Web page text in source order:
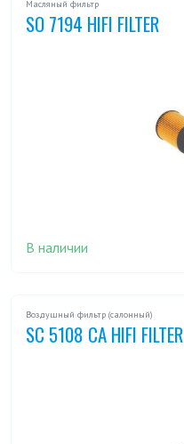
Масляный фильтр
SO 7194 HIFI FILTER
В наличии
Воздушный фильтр (салонный)
SC 5108 CA HIFI FILTER